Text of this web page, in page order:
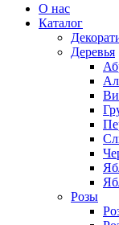
О нас
Каталог
Деревья
Розы